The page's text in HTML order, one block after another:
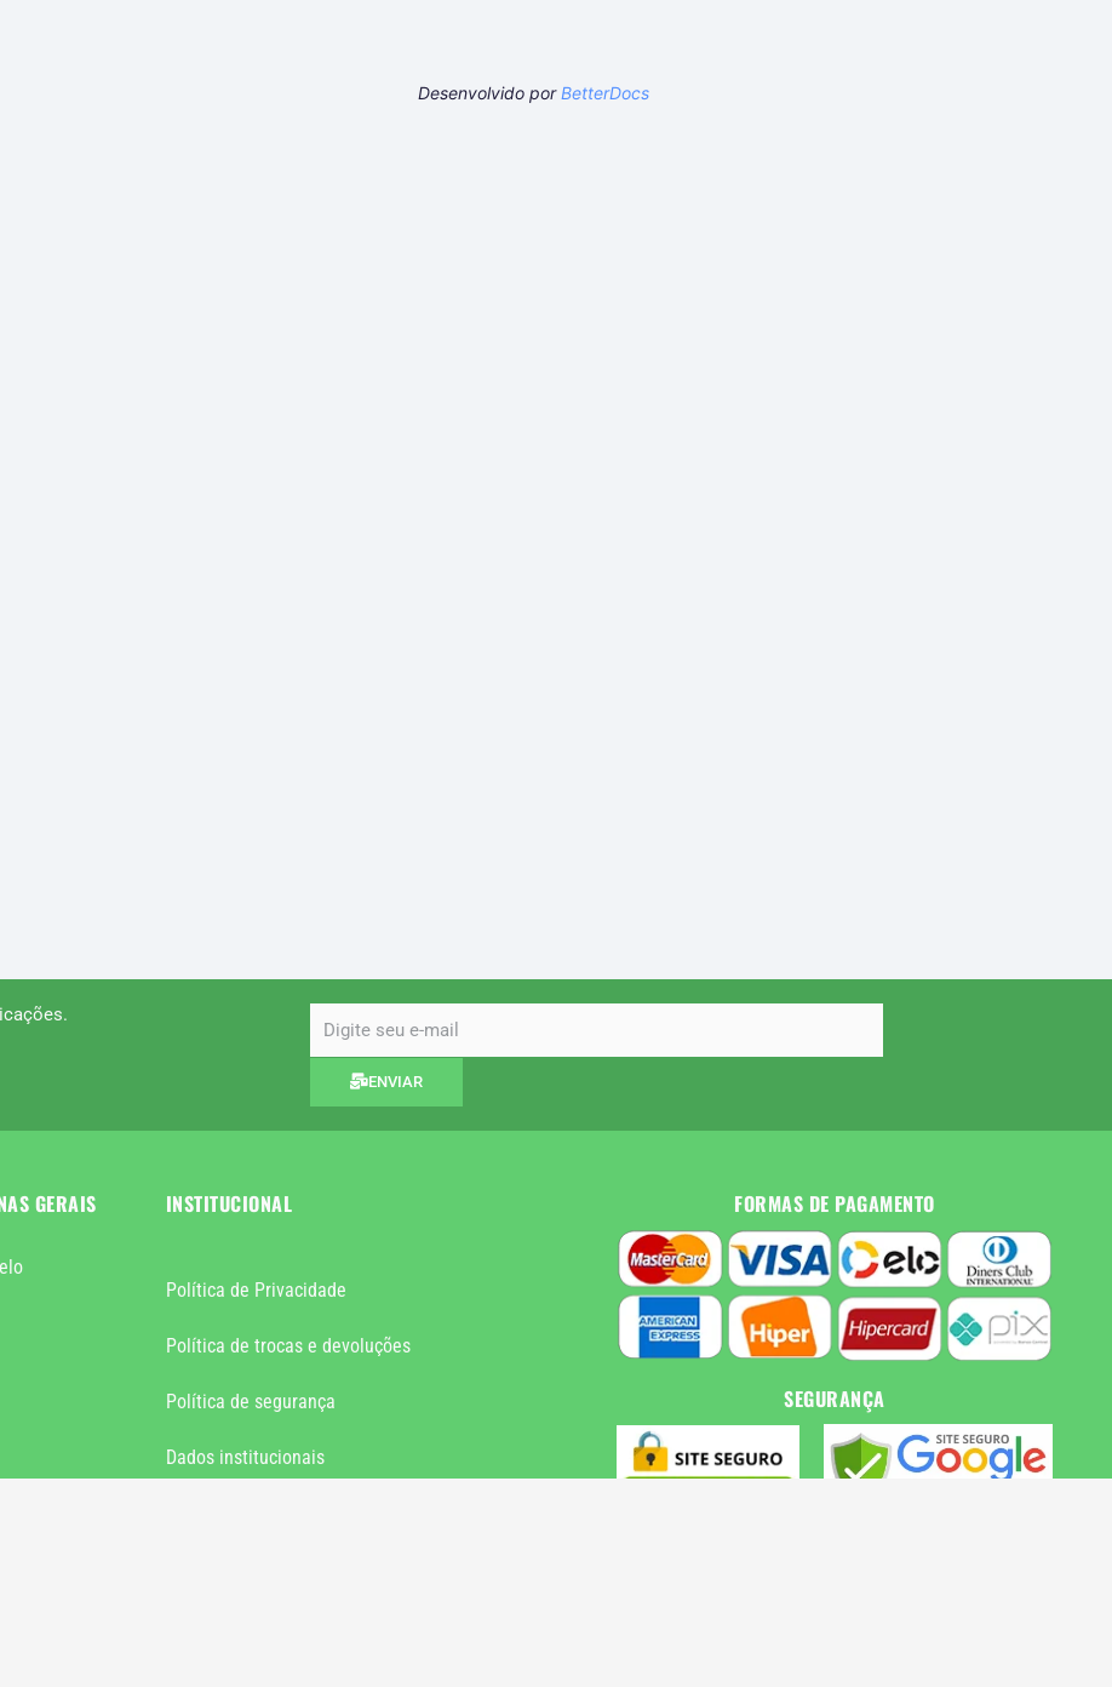
Desenvolvido porBetterDocs
ENVIAR
GERAIS INSTITUCIONAL
Política de Privacidade
Política de trocas e devoluções
Política de segurança
Dados institucionais
FORMAS DE PAGAMENTO
SEGURANÇA